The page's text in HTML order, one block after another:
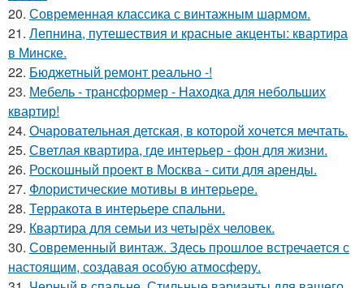
20. Современная классика с винтажным шармом.
21. Лепнина, путешествия и красные акценты: квартира
в Минске.
22. Бюджетный ремонт реально -!
23. Мебель - трансформер - Находка для небольших
квартир!
24. Очаровательная детская, в которой хочется мечтать.
25. Светлая квартира, где интерьер - фон для жизни.
26. Роскошный проект в Москва - сити для аренды.
27. Флористические мотивы в интерьере.
28. Терракота в интерьере спальни.
29. Квартира для семьи из четырёх человек.
30. Современный винтаж. Здесь прошлое встречается с
настоящим, создавая особую атмосферу.